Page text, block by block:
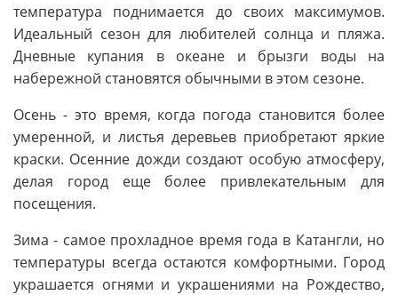
температура поднимается до своих максимумов.
Идеальный сезон для любителей солнца и пляжа.
Дневные купания в океане и брызги воды на
набережной становятся обычными в этом сезоне.
Осень - это время, когда погода становится более
умеренной, и листья деревьев приобретают яркие
краски. Осенние дожди создают особую атмосферу,
делая город еще более привлекательным для
посещения.
Зима - самое прохладное время года в Катангли, но
температуры всегда остаются комфортными. Город
украшается огнями и украшениями на Рождество,